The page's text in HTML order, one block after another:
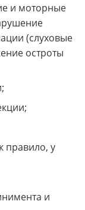
и моторные
(слуховые
остроты
правило, у
и